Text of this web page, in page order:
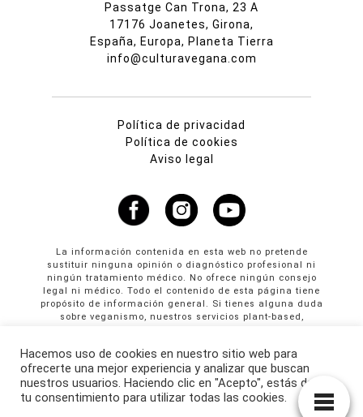
Passatge Can Trona, 23 A
17176 Joanetes, Girona,
España, Europa, Planeta Tierra
info@culturavegana.com
Política de privacidad
Política de cookies
Aviso legal
La información contenida en esta web no pretende
sustituir ninguna opinión o diagnóstico profesional ni
ningún tratamiento médico. No ofrece ningún consejo
legal ni médico. Todo el contenido de esta página tiene
propósito de información general. Si tienes alguna duda
sobre veganismo, nuestros servicios plant-based,
© Copyright 2026 · culturavegana.com · Online since
25/09/2014
Hacemos uso de cookies en nuestro sitio web para
ofrecerte una mejor experiencia y analizar que buscan
nuestros usuarios. Haciendo clic en "Acepto", estás dando
tu consentimiento para utilizar todas las cookies.